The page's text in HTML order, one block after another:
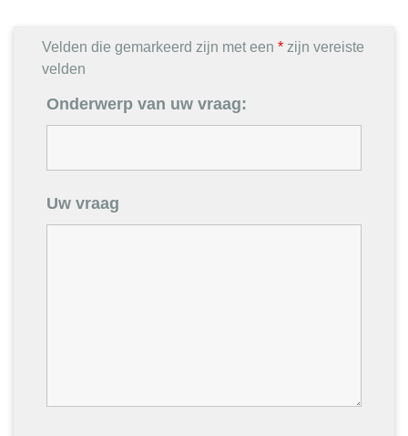
Velden die gemarkeerd zijn met een * zijn vereiste
velden
Onderwerp van uw vraag:
Uw vraag